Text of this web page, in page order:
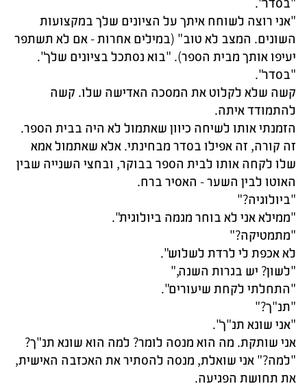
"אני רוצה לשוחח איתך על הציונים שלך במקצועות
השונים. המצב לא טוב" (במילים אחרות - אם לא תשתפר
יעיפו אותך מבית הספר). "בוא נסתכל בציונים שלך".
"בסדר".
קשה שלא לקלוט את המסכה האדישה שלו. קשה
להתמודד איתה.
הזמנתי אותו לשיחה כיוון שאתמול לא היה בבית הספר.
זה קורה, זה אפילו בסדר מבחינתי. אלא שאתמול אמא
שלו לקחה אותו לבית הספר בבוקר, ובחצי השנייה שבין
האוטו לבין השער - האסיר ברח.
"ביולוגיה?"
"ממילא אני לא בוחר מגמה ביולוגית".
"מתמטיקה?"
לא אכפת לי לרדת לשלוש".
"לשון? יש בגרות השנה,"
"התחלתי לקחת שיעורים".
"תנ"ך?"
"אני שונא תנ"ך".
אני שותקת. מה הוא מנסה לומר? למה הוא שונא תנ"ך?
"למה?" אני שואלת, מנסה להסתיר את האכזבה האישית,
את תחושת הפגיעה.